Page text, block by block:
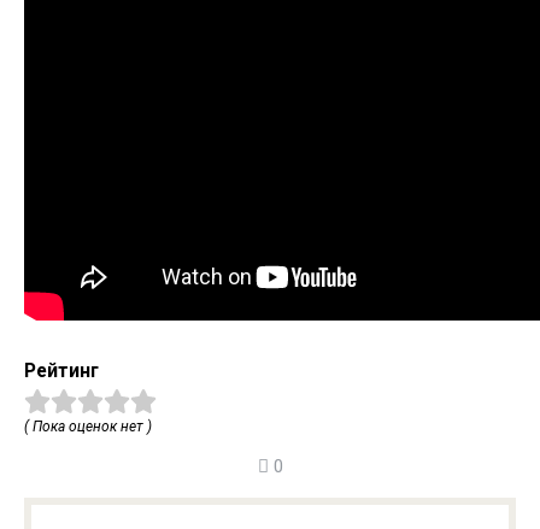
Рейтинг
( Пока оценок нет )
0